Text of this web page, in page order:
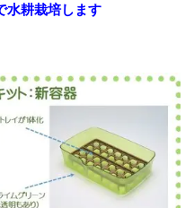
水耕栽培します